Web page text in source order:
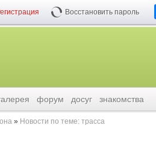
Восстановить пароль
форум досуг знакомства
Новости по теме: трасса